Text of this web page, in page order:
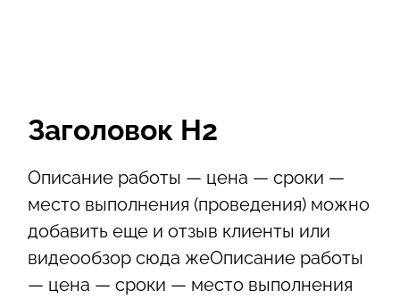
Заголовок Н2
Описание работы — цена — сроки —
место выполнения (проведения) можно
добавить еще и отзыв клиенты или
видеообзор сюда жеОписание работы
— цена — сроки — место выполнения